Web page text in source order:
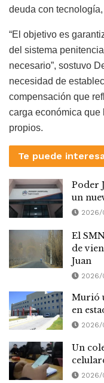
deuda con
“El objetivo es
del sistema
necesario”, sostuvo
necesidad de
compensación que
carga económica que
propios.
Te puede
Poder
un
El
de
Juan
Murió
en
Un